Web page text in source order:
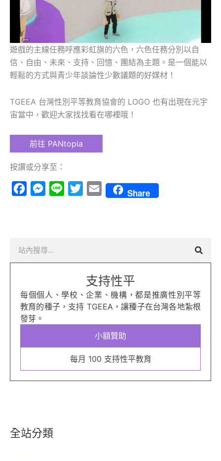
遊戲的主線任務呼應彩虹旗的六色，六色任務分別以自
信、自由、未來、支持、回憶、團結為主題。是一個能以
輕鬆的方式與青少年談論性少數議題的好媒材！
TGEEA 台灣性別平等教育協會的 LOGO 也有出現在元宇
宙當中，歡迎大家找找看在哪裡哦！
前往 PANtopia
按讚或分享至：
FacebookMessenger
Line TwitterEmail Share
支持性平
每個個人、學校、企業、機構，都是推廣性別平等
教育的種子，支持 TGEEA，讓種子在台灣各地紮根
發芽。
小額贊助
每月 100 支持性平教育
全站分類